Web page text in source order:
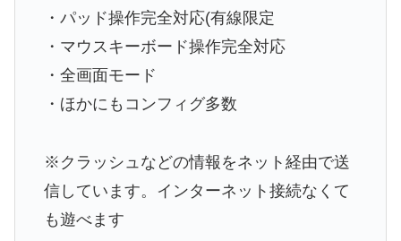
・パッド操作完全対応(有線限定
・マウスキーボード操作完全対応
・全画面モード
・ほかにもコンフィグ多数
※クラッシュなどの情報をネット経由で送
信しています。インターネット接続なくて
も遊べます